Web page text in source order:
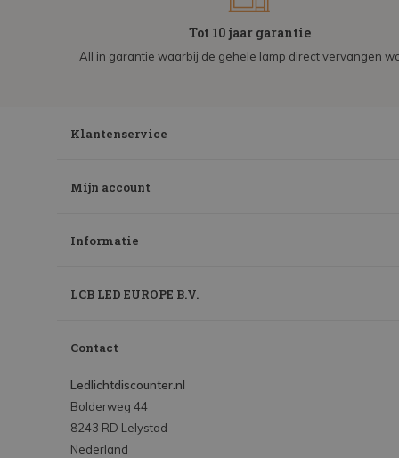
Tot 10 jaar garantie
All in garantie waarbij de gehele lamp direct vervangen
Klantenservice
Mijn account
Informatie
LCB LED EUROPE B.V.
Contact
Ledlichtdiscounter.nl
Bolderweg 44
8243 RD Lelystad
Nederland